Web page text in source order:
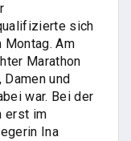
sich
Montag. Am
Marathon
und
war. Bei der
erst im
Ina